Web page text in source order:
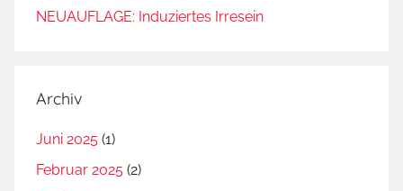
NEUAUFLAGE: Induziertes Irresein
Archiv
Juni 2025 (1)
Februar 2025 (2)